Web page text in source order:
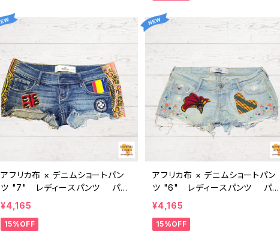
アフリカ布 × デニムショートパン
ツ "7" レディースパンツ パー
ニュ カンガ キテンゲ ギニア フェ
アトレード INUWALIAFRICA
¥4,165
15%OFF
アフリカ布 × デニムショートパン
ツ "6" レディースパンツ パー
ニュ カンガ キテンゲ ギニア フェ
アトレード INUWALIAFRICA
¥4,165
15%OFF